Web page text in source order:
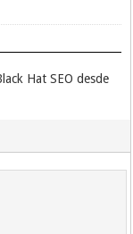
Hat SEO desde